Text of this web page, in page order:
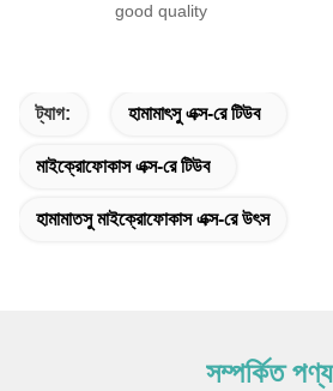
good quality
ট্যাগ: হামামাৎসু এক্স-রে টিউব
মাইক্রোফোকাস এক্স-রে টিউব
হামামাতসু মাইক্রোফোকাস এক্স-রে উৎস
সম্পর্কিত পণ্য